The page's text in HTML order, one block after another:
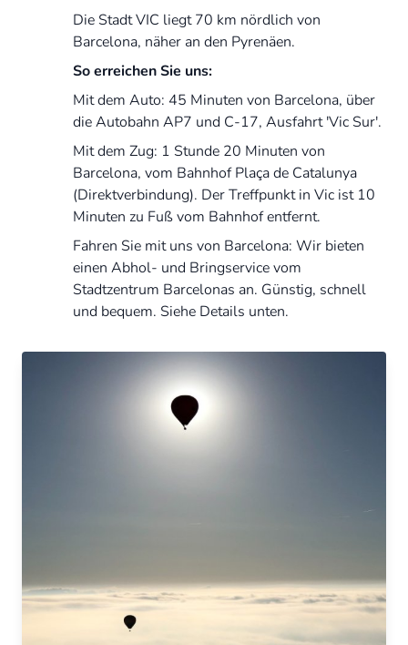
Die Stadt VIC liegt 70 km nördlich von
Barcelona, näher an den Pyrenäen.
So erreichen Sie uns:
Mit dem Auto: 45 Minuten von Barcelona, über
die Autobahn AP7 und C-17, Ausfahrt 'Vic Sur'.
Mit dem Zug: 1 Stunde 20 Minuten von
Barcelona, vom Bahnhof Plaça de Catalunya
(Direktverbindung). Der Treffpunkt in Vic ist 10
Minuten zu Fuß vom Bahnhof entfernt.
Fahren Sie mit uns von Barcelona: Wir bieten
einen Abhol- und Bringservice vom
Stadtzentrum Barcelonas an. Günstig, schnell
und bequem. Siehe Details unten.